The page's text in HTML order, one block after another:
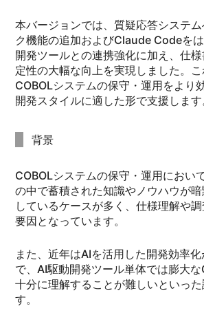
本バージョンでは、質疑応答システ
ク機能の追加およびClaude Codeを
開発ツールとの連携強化に加え、仕
定性の大幅な向上を実現しました。こ
COBOLシステムの保守・運用をより
開発スタイルに適した形で支援します
背景
COBOLシステムの保守・運用におい
の中で蓄積された知識やノウハウが
しているケースが多く、仕様理解や
要因となっています。
また、近年はAIを活用した開発効率
で、AI駆動開発ツール単体では膨大
十分に理解することが難しいといっ
す。